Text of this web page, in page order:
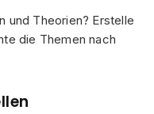
und Theorien? Erstelle
die Themen nach